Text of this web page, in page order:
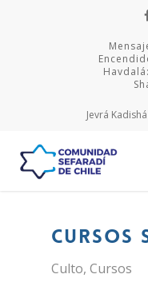
Jevrá Kadishá
Hit enter to
Cursos
Culto, Cursos